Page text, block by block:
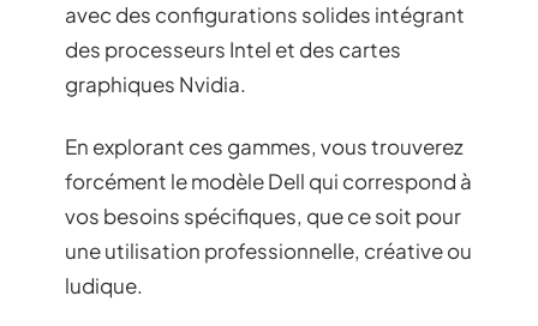
avec des configurations solides intégrant
des processeurs Intel et des cartes
graphiques Nvidia.
En explorant ces gammes, vous trouverez
forcément le modèle Dell qui correspond à
vos besoins spécifiques, que ce soit pour
une utilisation professionnelle, créative ou
ludique.